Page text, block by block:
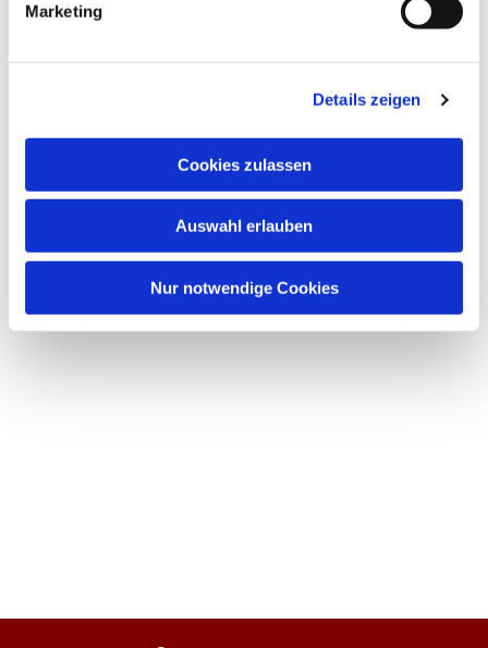
Marketing
Details zeigen
Cookies zulassen
Auswahl erlauben
Nur notwendige Cookies